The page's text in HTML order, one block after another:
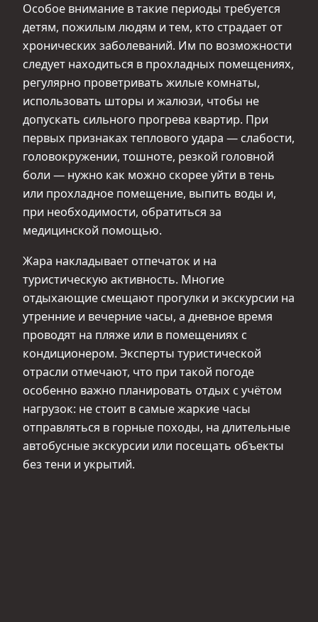
Особое внимание в такие периоды требуется
детям, пожилым людям и тем, кто страдает от
хронических заболеваний. Им по возможности
следует находиться в прохладных помещениях,
регулярно проветривать жилые комнаты,
использовать шторы и жалюзи, чтобы не
допускать сильного прогрева квартир. При
первых признаках теплового удара — слабости,
головокружении, тошноте, резкой головной
боли — нужно как можно скорее уйти в тень
или прохладное помещение, выпить воды и,
при необходимости, обратиться за
медицинской помощью.
Жара накладывает отпечаток и на
туристическую активность. Многие
отдыхающие смещают прогулки и экскурсии на
утренние и вечерние часы, а дневное время
проводят на пляже или в помещениях с
кондиционером. Эксперты туристической
отрасли отмечают, что при такой погоде
особенно важно планировать отдых с учётом
нагрузок: не стоит в самые жаркие часы
отправляться в горные походы, на длительные
автобусные экскурсии или посещать объекты
без тени и укрытий.